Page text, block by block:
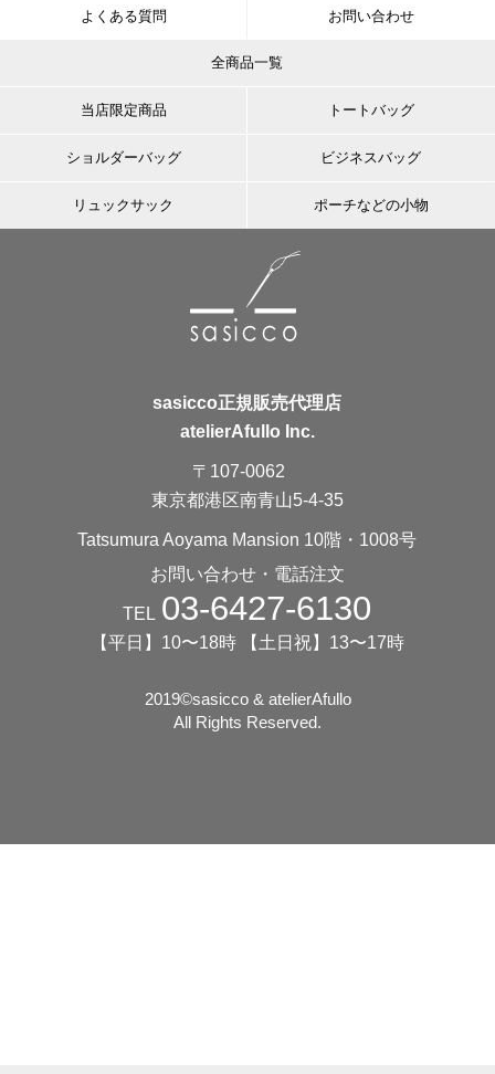
よくある質問 お問い合わせ
全商品一覧
当店限定商品 トートバッグ
ショルダーバッグ ビジネスバッグ
リュックサック ポーチなどの小物
sasicco正規販売代理店
atelierAfullo Inc.
〒107-0062
東京都港区南青山5-4-35
Tatsumura Aoyama Mansion 10階・1008号
お問い合わせ・電話注文
TEL 03-6427-6130
【平日】10〜18時 【土日祝】13〜17時
2019©️sasicco & atelierAfullo
All Rights Reserved.